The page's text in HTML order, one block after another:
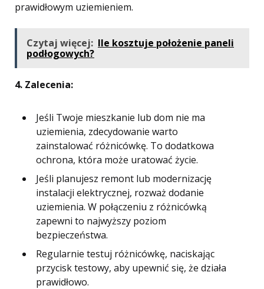
prawidłowym uziemieniem.
Czytaj więcej: Ile kosztuje położenie paneli
podłogowych?
4. Zalecenia:
Jeśli Twoje mieszkanie lub dom nie ma
uziemienia, zdecydowanie warto
zainstalować różnicówkę. To dodatkowa
ochrona, która może uratować życie.
Jeśli planujesz remont lub modernizację
instalacji elektrycznej, rozważ dodanie
uziemienia. W połączeniu z różnicówką
zapewni to najwyższy poziom
bezpieczeństwa.
Regularnie testuj różnicówkę, naciskając
przycisk testowy, aby upewnić się, że działa
prawidłowo.